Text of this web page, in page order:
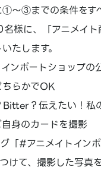
①～③までの条件をす
名様に、「アニメイ
たします。
ートショップの
らかでOK
？伝えたい！私の
身のカードを撮影
アニメイトインポ
けて、撮影した写真